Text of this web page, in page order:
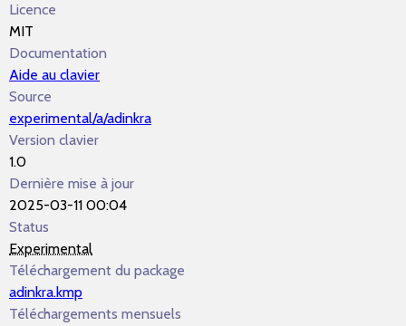
Licence
MIT
Documentation
Aide au clavier
Source
experimental/a/adinkra
Version clavier
1.0
Dernière mise à jour
2025-03-11 00:04
Status
Experimental
Téléchargement du package
adinkra.kmp
Téléchargements mensuels